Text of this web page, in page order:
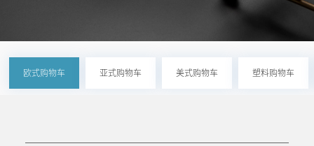
欧式购物车 亚式购物车 美式购物车 塑料购物车